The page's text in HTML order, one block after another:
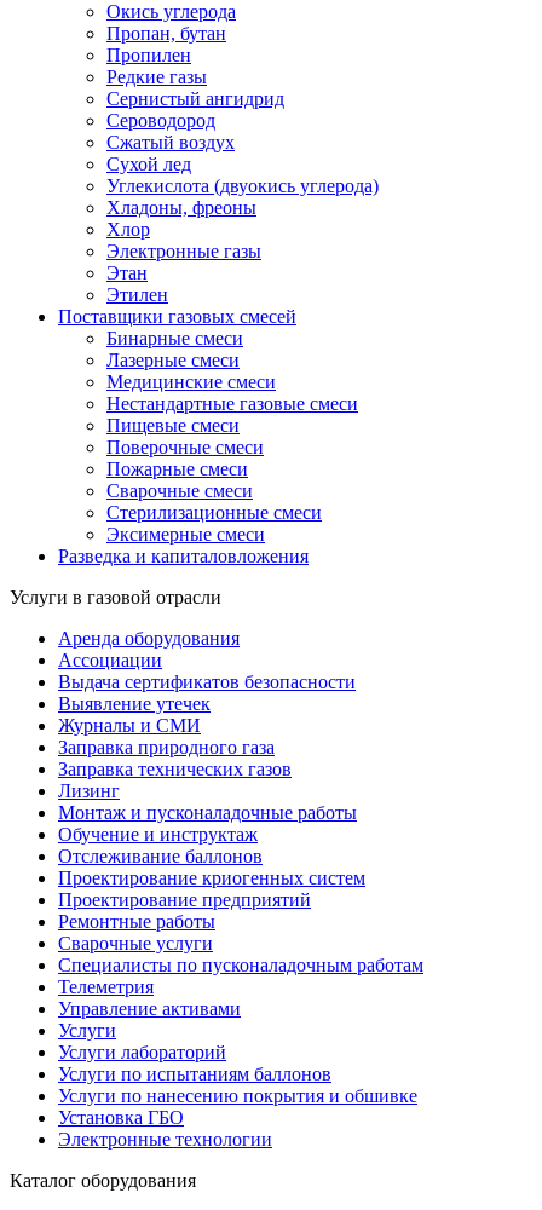
Окись углерода
Пропан, бутан
Пропилен
Редкие газы
Сернистый ангидрид
Сероводород
Сжатый воздух
Сухой лед
Углекислота (двуокись углерода)
Хладоны, фреоны
Хлор
Электронные газы
Этан
Этилен
Поставщики газовых смесей
Бинарные смеси
Лазерные смеси
Медицинские смеси
Нестандартные газовые смеси
Пищевые смеси
Поверочные смеси
Пожарные смеси
Сварочные смеси
Стерилизационные смеси
Эксимерные смеси
Разведка и капиталовложения
Услуги в газовой отрасли
Аренда оборудования
Ассоциации
Выдача сертификатов безопасности
Выявление утечек
Журналы и СМИ
Заправка природного газа
Заправка технических газов
Лизинг
Монтаж и пусконаладочные работы
Обучение и инструктаж
Отслеживание баллонов
Проектирование криогенных систем
Проектирование предприятий
Ремонтные работы
Сварочные услуги
Специалисты по пусконаладочным работам
Телеметрия
Управление активами
Услуги
Услуги лабораторий
Услуги по испытаниям баллонов
Услуги по нанесению покрытия и обшивке
Установка ГБО
Электронные технологии
Каталог оборудования